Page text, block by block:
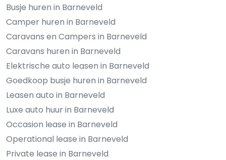
Busje huren in Barneveld
Camper huren in Barneveld
Caravans en Campers in Barneveld
Caravans huren in Barneveld
Elektrische auto leasen in Barneveld
Goedkoop busje huren in Barneveld
Leasen auto in Barneveld
Luxe auto huur in Barneveld
Occasion lease in Barneveld
Operational lease in Barneveld
Private lease in Barneveld